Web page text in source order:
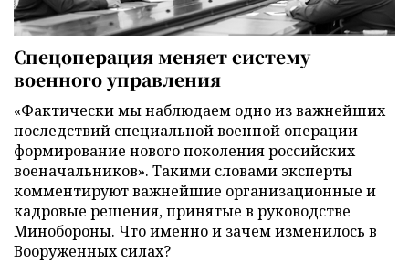
Спецоперация меняет систему
военного управления
«Фактически мы наблюдаем одно из важнейших
последствий специальной военной операции –
формирование нового поколения российских
военачальников». Такими словами эксперты
комментируют важнейшие организационные и
кадровые решения, принятые в руководстве
Минобороны. Что именно и зачем изменилось в
Вооруженных силах?